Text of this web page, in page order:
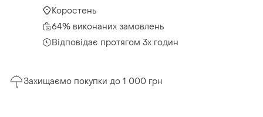
Коростень
64% виконаних замовлень
Відповідає протягом 3х годин
Захищаємо покупки до 1 000 грн